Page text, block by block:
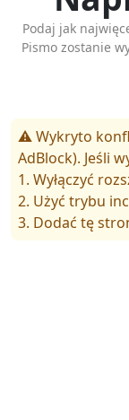
Podaj jak
Pismo zostanie
⚠️ Wykryto
AdBlock). Jeśli
1. Wyłączyć
2. Użyć trybu
3. Dodać tę